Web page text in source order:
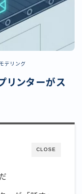
デリング
リンターがス
CLOSE